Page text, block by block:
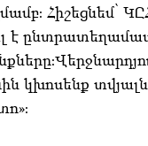
Հիշեցնեմ՝
է
կխոսենք